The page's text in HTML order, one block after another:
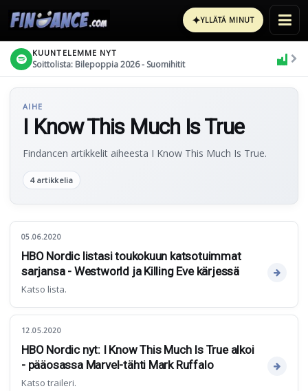
✦YLLÄTÄ MINUT
KUUNTELEMME NYT
Soittolista: Bilepoppia 2026 - Suomihitit
AIHE
I Know This Much Is True
Findancen artikkelit aiheesta I Know This Much Is True.
4 artikkelia
05.06.2020
HBO Nordic listasi toukokuun katsotuimmat
sarjansa - Westworld ja Killing Eve kärjessä
Katso lista.
12.05.2020
HBO Nordic nyt: I Know This Much Is True alkoi
- pääosassa Marvel-tähti Mark Ruffalo
Katso traileri.